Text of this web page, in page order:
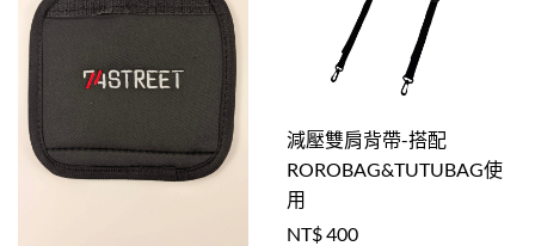
減壓雙肩背帶-搭配
ROROBAG&TUTUBAG使
用
NT$ 400